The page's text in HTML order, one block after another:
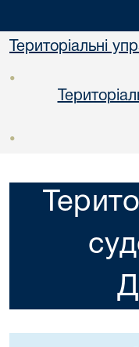
Територіальні
•
•